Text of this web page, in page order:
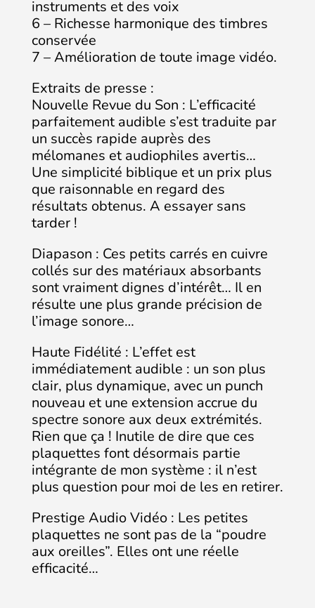
instruments et des voix
6 – Richesse harmonique des timbres
conservée
7 – Amélioration de toute image vidéo.
Extraits de presse :
Nouvelle Revue du Son : L’efficacité
parfaitement audible s’est traduite par
un succès rapide auprès des
mélomanes et audiophiles avertis…
Une simplicité biblique et un prix plus
que raisonnable en regard des
résultats obtenus. A essayer sans
tarder !
Diapason : Ces petits carrés en cuivre
collés sur des matériaux absorbants
sont vraiment dignes d’intérêt… Il en
résulte une plus grande précision de
l’image sonore…
Haute Fidélité : L’effet est
immédiatement audible : un son plus
clair, plus dynamique, avec un punch
nouveau et une extension accrue du
spectre sonore aux deux extrémités.
Rien que ça ! Inutile de dire que ces
plaquettes font désormais partie
intégrante de mon système : il n’est
plus question pour moi de les en retirer.
Prestige Audio Vidéo : Les petites
plaquettes ne sont pas de la “poudre
aux oreilles”. Elles ont une réelle
efficacité…